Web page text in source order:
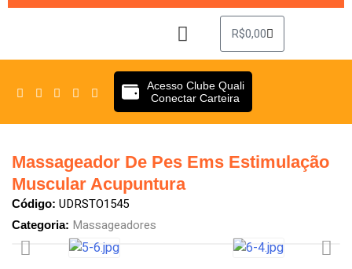
R$0,00
Acesso Clube Quali
Conectar Carteira
Massageador De Pes Ems Estimulação
Muscular Acupuntura
Código: UDRSTO1545
Categoria: Massageadores